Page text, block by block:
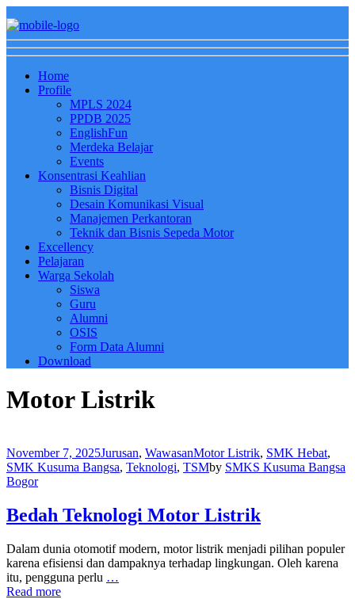
Home
Profile
MPLS 2024
PPDB 2025
EnglishFun
Merdeka Belajar
Events
Konsentrasi Keahlian
Bisnis Digital
Desain Komunikasi Visual
Manajemen Perkantoran
Teknik dan Bisnis Sepeda Motor
Excellency
Pelajaran
Warga Sekolah
Siswa
Guru
Alumni
OSIS
Form Data Alumni
Download
Motor Listrik
November 7, 2025Jurusan, WawasanMotor Listrik, SMK Hebat,
SMK Kusuma Bangsa, Teknologi, TSMby SMKS Kusuma Bangsa
Bogor
Bedah Teknologi Motor Listrik
Dalam dunia otomotif modern, motor listrik menjadi pilihan populer
karena efisiensi dan dampaknya terhadap lingkungan. Oleh karena
itu, pengguna perlu …
Read more